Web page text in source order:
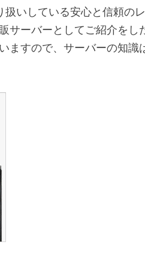
いしている安心と信頼の
サーバーとしてご紹介をし
すので、サーバーの知識